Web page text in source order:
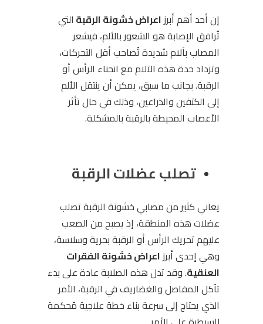
إن أحد أهم أبرزاعراض خشونة الرقبة التي
تُرافق الإصابةهو الشعور بالألم، فيشعر
المصاب بآلام شديدة تُصاحب أقل التحركات،
وتزداد حدة هذه الآلام مع انحناء الرأس أو
الرقبة. بجانب ما سبق، يمكن أن ينتقل الألم
إلى الكتفين والذراعين، وذلك في حال تأثر
الأعصاب المحيطة بالرقبة بالمشكلة.
تصلب عضلات الرقبة
يعاني كثير من مصابي خشونة الرقبة تصلب
عضلات هذه المنطقة، إذ يصبح من الصعب
عليهم تحريك الرأس أو الرقبة بحرية وسلاسة،
وهي إحدى أبرزاعراض خشونة الفقرات
العنقية. وقد تدل هذه الصلابة عادة على بدء
تآكل المفاصل والغضاريف في الرقبة، الأمر
الذي يحتاج إلى سرعة بناء خطة علاجية مُحكمة